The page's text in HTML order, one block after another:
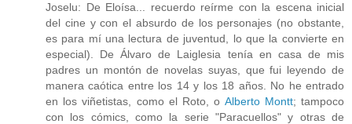
Joselu: De Eloísa... recuerdo reírme con la escena inicial
del cine y con el absurdo de los personajes (no obstante,
es para mí una lectura de juventud, lo que la convierte en
especial). De Álvaro de Laiglesia tenía en casa de mis
padres un montón de novelas suyas, que fui leyendo de
manera caótica entre los 14 y los 18 años. No he entrado
en los viñetistas, como el Roto, o Alberto Montt; tampoco
con los cómics, como la serie "Paracuellos" y otras de